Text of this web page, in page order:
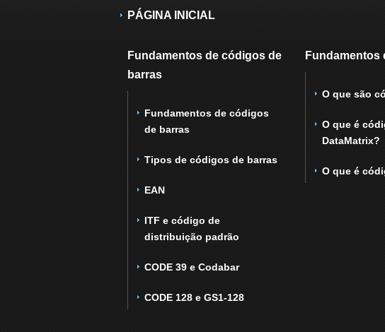
PÁGINA INICIAL
Fundamentos de códigos de
barras
Fundamentos de códigos
de barras
Tipos de códigos de barras
EAN
ITF e código de
distribuição padrão
CODE 39 e Codabar
CODE 128 e GS1-128
Fundamentos
O que são
O que é
DataMatrix?
O que é